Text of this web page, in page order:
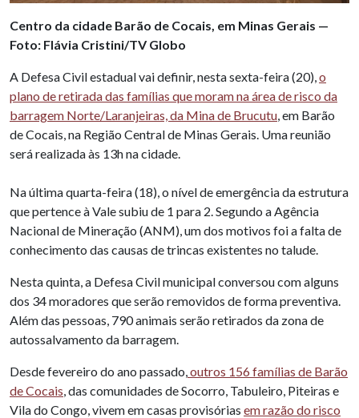
Centro da cidade Barão de Cocais, em Minas Gerais —
Foto: Flávia Cristini/TV Globo
A Defesa Civil estadual vai definir, nesta sexta-feira (20), o
plano de retirada das famílias que moram na área de risco da
barragem Norte/Laranjeiras, da Mina de Brucutu , em Barão
de Cocais, na Região Central de Minas Gerais. Uma reunião
será realizada às 13h na cidade.
Na última quarta-feira (18), o nível de emergência da estrutura
que pertence à Vale subiu de 1 para 2. Segundo a Agência
Nacional de Mineração (ANM), um dos motivos foi a falta de
conhecimento das causas de trincas existentes no talude.
Nesta quinta, a Defesa Civil municipal conversou com alguns
dos 34 moradores que serão removidos de forma preventiva.
Além das pessoas, 790 animais serão retirados da zona de
autossalvamento da barragem.
Desde fevereiro do ano passado, outros 156 famílias de Barão
de Cocais , das comunidades de Socorro, Tabuleiro, Piteiras e
Vila do Congo, vivem em casas provisórias em razão do risco